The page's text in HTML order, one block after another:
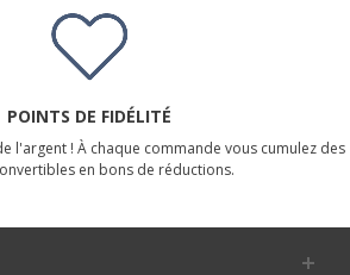
POINTS DE FIDÉLITÉ
l'argent ! À chaque commande vous cumulez des
en bons de réductions.